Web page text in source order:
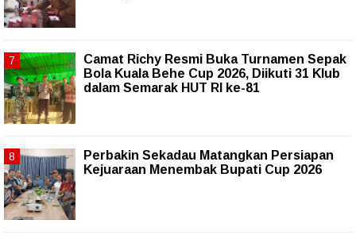
Camat Richy Resmi Buka Turnamen Sepak
Bola Kuala Behe Cup 2026, Diikuti 31 Klub
dalam Semarak HUT RI ke-81
Perbakin Sekadau Matangkan Persiapan
Kejuaraan Menembak Bupati Cup 2026